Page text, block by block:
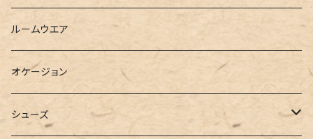
ベスト
シャツ
ブラウス
カーディガン
ハーフパンツ
スウェット
ジャージ
その他
スウェットワンピース
パーカーワンピース
ニットワンピース
ルームウエア
オケージョン
シューズ